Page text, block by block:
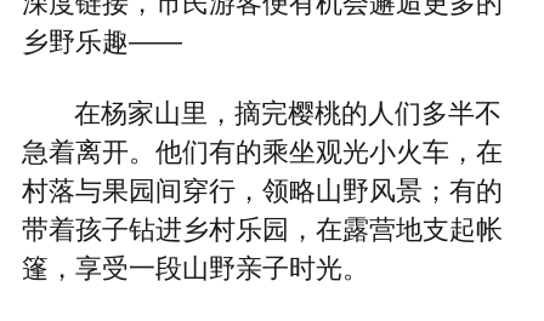
乡野乐趣——
在杨家山里，摘完樱桃的人们多半不
急着离开。他们有的乘坐观光小火车，在
村落与果园间穿行，领略山野风景；有的
带着孩子钻进乡村乐园，在露营地支起帐
篷，享受一段山野亲子时光。